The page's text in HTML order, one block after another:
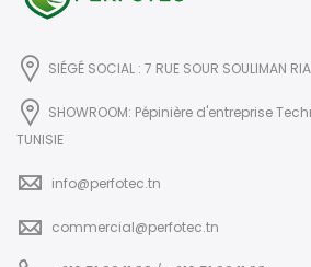
SIÉGÉ SOCIAL : 7 RUE SOUR SOULIMAN
SHOWROOM: Pépinière d'entreprise
TUNISIE
info@perfotec.tn
commercial@perfotec.tn